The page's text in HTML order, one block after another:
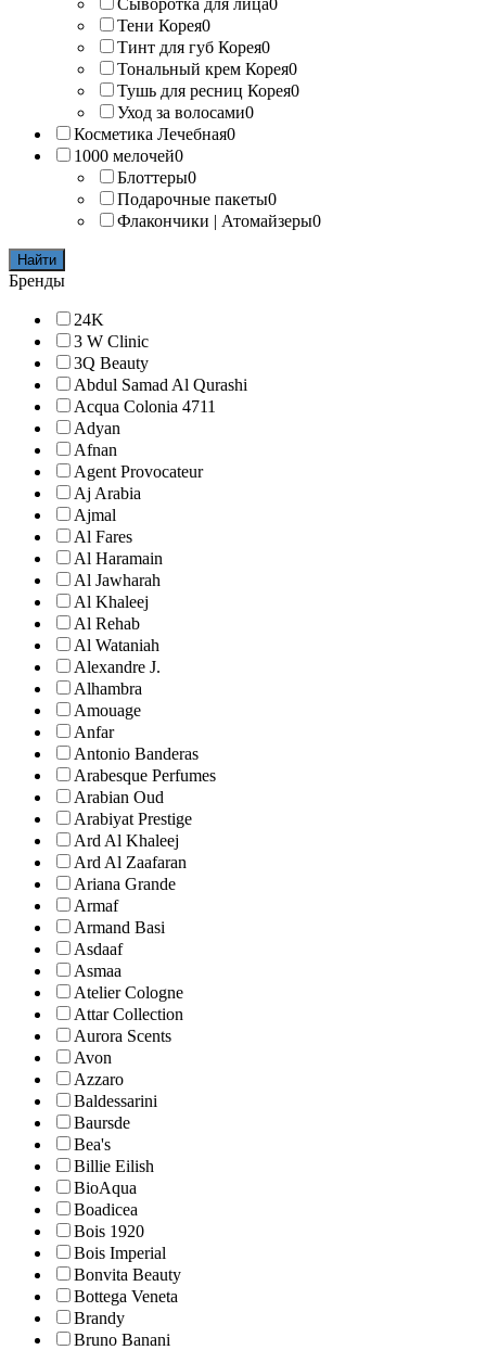
Тени Корея0
Тинт для губ Корея0
Тональный крем Корея0
Тушь для ресниц Корея0
Уход за волосами0
Косметика Лечебная0
1000 мелочей0
Блоттеры0
Подарочные пакеты0
Флакончики | Атомайзеры0
Найти
Бренды
24K
3 W Clinic
3Q Beauty
Abdul Samad Al Qurashi
Acqua Colonia 4711
Adyan
Afnan
Agent Provocateur
Aj Arabia
Ajmal
Al Fares
Al Haramain
Al Jawharah
Al Khaleej
Al Rehab
Al Wataniah
Alexandre J.
Alhambra
Amouage
Anfar
Antonio Banderas
Arabesque Perfumes
Arabian Oud
Arabiyat Prestige
Ard Al Khaleej
Ard Al Zaafaran
Ariana Grande
Armaf
Armand Basi
Asdaaf
Asmaa
Atelier Cologne
Attar Collection
Aurora Scents
Avon
Azzaro
Baldessarini
Baursde
Bea's
Billie Eilish
BioAqua
Boadicea
Bois 1920
Bois Imperial
Bonvita Beauty
Bottega Veneta
Brandy
Bruno Banani